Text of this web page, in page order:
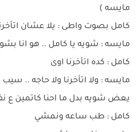
مايسه )
كامل بصوت واطى : يلا عشان
مايسه : شويه يا كامل .. هو انا
كامل : كده اتأخرنا اوى
مايسه : ولا اتأخرنا ولا حاجه .. سيب
يعض شويه بدل ما احنا كاتمين ع
كامل : طب ساعه ونمشي